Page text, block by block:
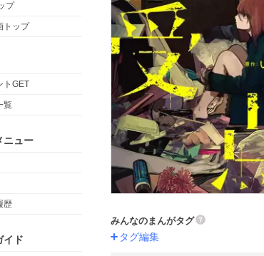
プ
トップ
トGET
覧
ニュー
歴
イド
みんなのまんがタグ
タグ編集